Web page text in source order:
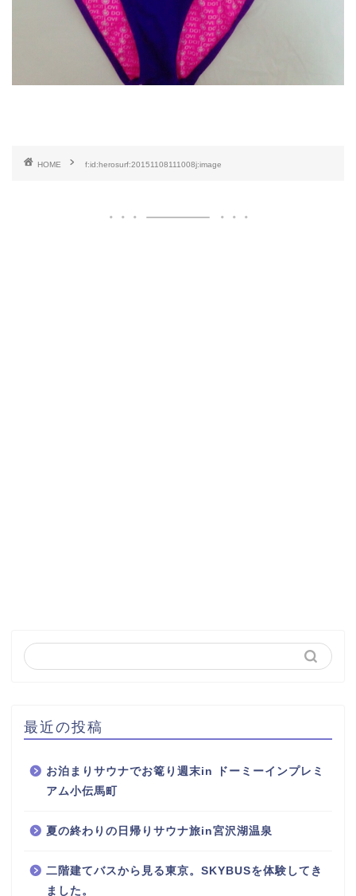
HOME f:id:herosurf:20151108111008j:image
最近の投稿
お泊まりサウナでお篭り週末in ドーミーインプレミ
アム小伝馬町
夏の終わりの日帰りサウナ旅in宮沢湖温泉
二階建てバスから見る東京。SKYBUSを体験してき
ました。